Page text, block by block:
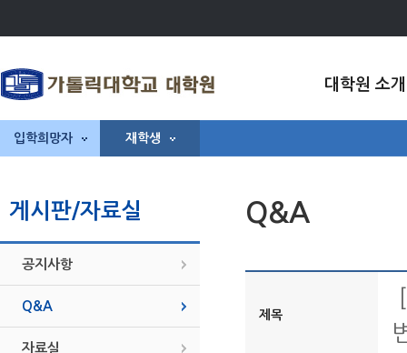
대학원 소개
입학희망자 재학생
게시판/자료실
공지사항
Q&A
자료실
Q&A
제목